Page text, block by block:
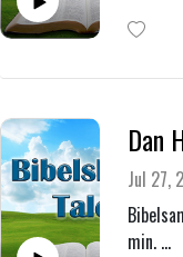
Jul 27,
min.